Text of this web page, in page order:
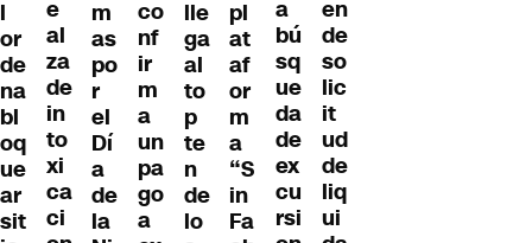
l
or
de
na
bl
oq
ue
ar
sit
e
al
za
de
in
to
xi
ca
ci
m
as
po
r
el
Dí
a
de
la
co
nf
ir
m
a
un
pa
go
a
lle
ga
al
to
p
te
n
de
lo
pl
at
af
or
m
a
“S
in
Fa
a
bú
sq
ue
da
de
ex
cu
rsi
en
de
so
lic
it
ud
de
liq
ui